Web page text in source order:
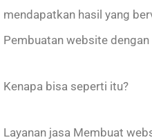
mendapatkan hasil yang
Pembuatan website dengan
Kenapa bisa seperti itu?
Layanan jasa Membuat